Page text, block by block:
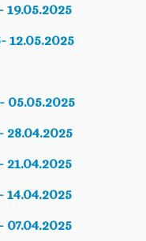
12.05.2025
05.05.2025